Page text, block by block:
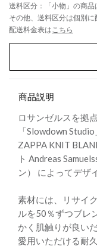
送料区分：「小物」の商品
その他、送料区分は個別に
配送料金表は こちら
商品説明
ロサンゼルスを拠
「Slowdown
ZAPPA KNIT
ト Andreas
ン） によってデザ
素材には、リサイ
ルを50％ずつブレ
かく肌触りが良い
愛用いただける耐